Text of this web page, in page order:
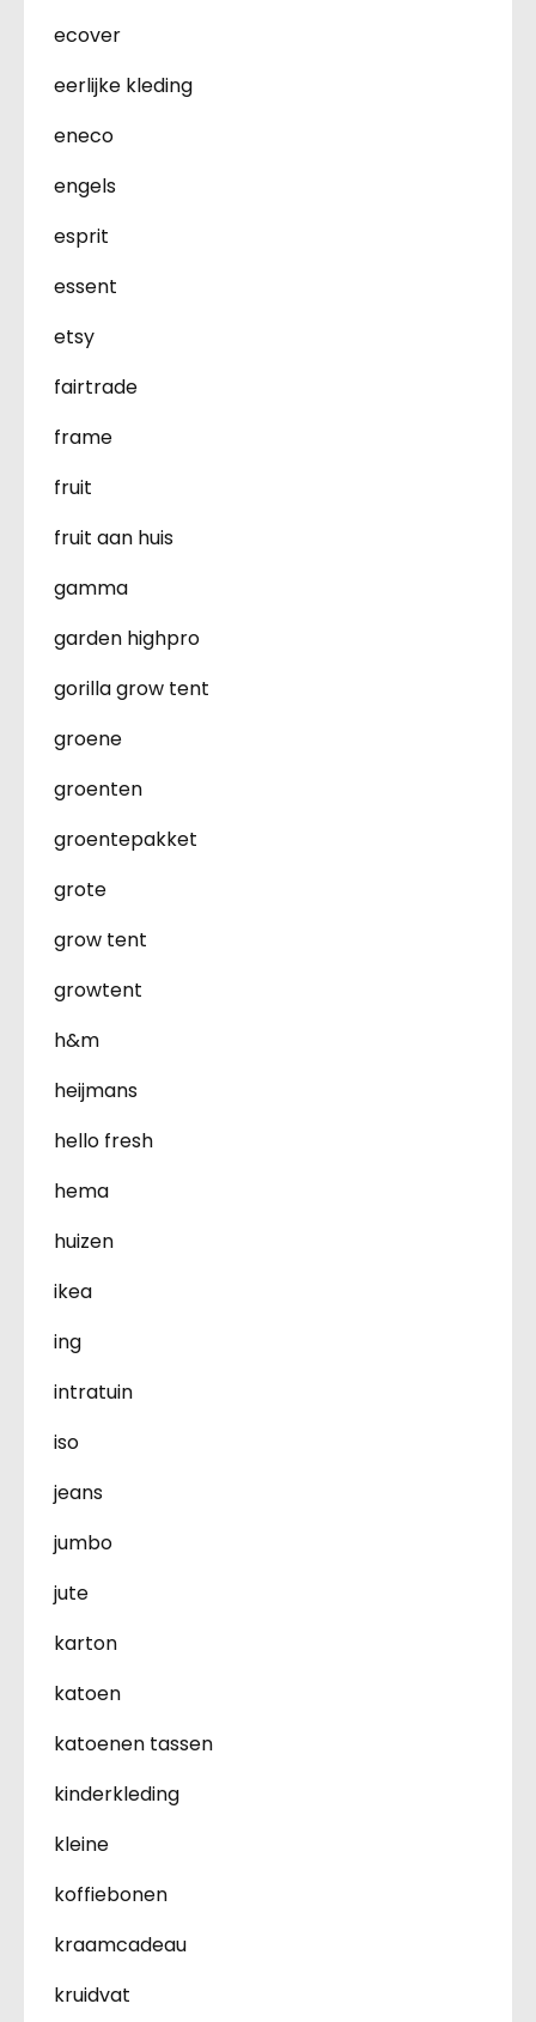
ecover
eerlijke kleding
eneco
engels
esprit
essent
etsy
fairtrade
frame
fruit
fruit aan huis
gamma
garden highpro
gorilla grow tent
groene
groenten
groentepakket
grote
grow tent
growtent
h&m
heijmans
hello fresh
hema
huizen
ikea
ing
intratuin
iso
jeans
jumbo
jute
karton
katoen
katoenen tassen
kinderkleding
kleine
koffiebonen
kraamcadeau
kruidvat